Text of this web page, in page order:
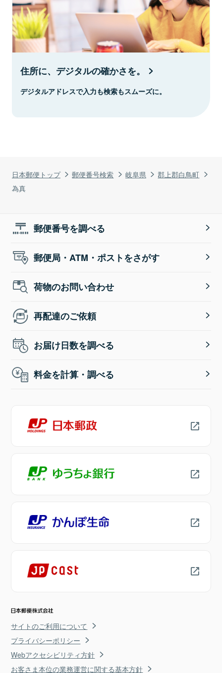
日本郵便トップ 郵便番号検索 岐阜県
郡上郡白鳥町
為真
住所に、デジタルの確かさを。
デジタルアドレスで入力も検索もスムーズに。
郵便番号を調べる
郵便局・ATM・ポストをさがす
荷物のお問い合わせ
再配達のご依頼
お届け日数を調べる
料金を計算・調べる
サイトのご利用について
プライバシーポリシー
Webアクセシビリティ方針
お客さま本位の業務運営に関する基本方針